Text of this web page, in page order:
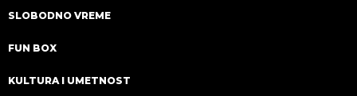
SLOBODNO VREME
FUN BOX
KULTURA I UMETNOST